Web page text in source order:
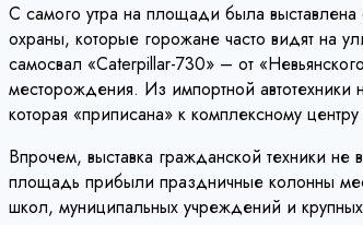
С самого утра на площади была
охраны, которые горожане часто видят на
самосвал «Caterpillar-730» – от
месторождения. Из импортной автотехники
которая «приписана» к комплексному
Впрочем, выставка гражданской техники
площадь прибыли праздничные колонны
школ, муниципальных учреждений и